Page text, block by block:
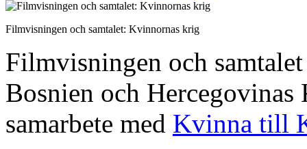
Filmvisningen och samtalet: Kvinnornas krig
Filmvisningen och
Bosnien och
samarbete med Kvinna till